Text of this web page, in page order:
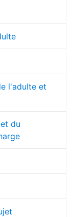
l'adulte et
du